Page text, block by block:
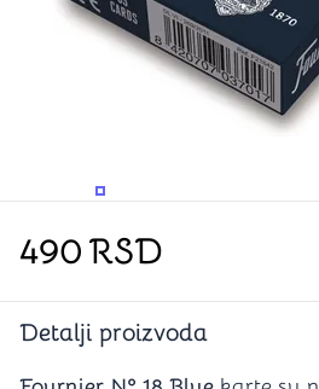
PROMENITE UGAO
490RSD
Detalji proizvoda